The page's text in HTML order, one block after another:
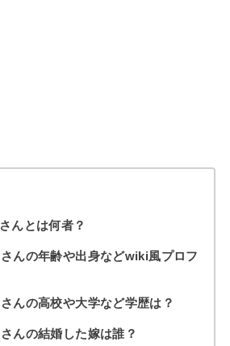
んとは何者？
んの年齢や出身などwiki風プロフ
んの高校や大学など学歴は？
んの結婚した嫁は誰？